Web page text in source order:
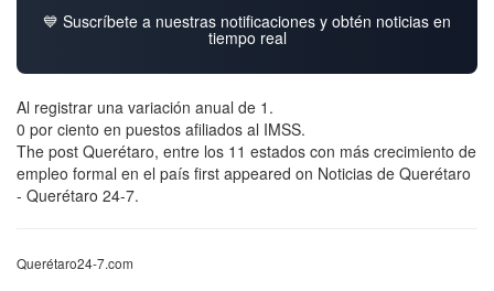
💙 Suscríbete a nuestras notificaciones y obtén noticias en
tiempo real
Al registrar una variación anual de 1.
0 por ciento en puestos afiliados al IMSS.
The post Querétaro, entre los 11 estados con más crecimiento de
empleo formal en el país first appeared on Noticias de Querétaro
- Querétaro 24-7.
Querétaro24-7.com